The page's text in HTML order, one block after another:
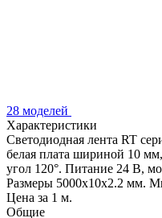
28 моделей
Характеристики
Светодиодная лента RT
белая плата шириной 10
угол 120°. Питание 24 В,
Размеры 5000x10x2.2 мм.
Цена за 1 м.
Общие